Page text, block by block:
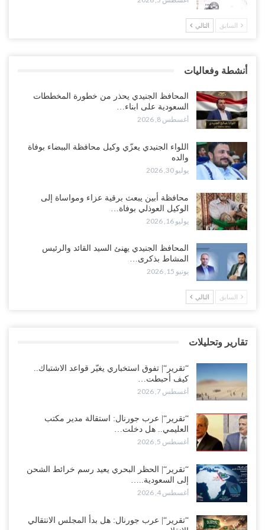
ضربات صنعاء تربك التحشيدات السعودية شرق اليمن.. خسائر بشرية
بتعقيد المشهد في المهرة..!
أغسطس 6, 2026
في أحياء المكلا بالتزامن مع العصيان المدني..!
أغسطس 6, 2026
للسعودية بشأن النفط..!
أغسطس 6, 2026
“تقرير“| عرب جورنال: استقالة مدير مكتب العليمي.. هل دخلت سلطة
الرئاسي مرحلة التفكك المؤسسي..!
أغسطس 5, 2026
حضرموت على حافة الانفجار.. اشتباكات قبلية مع فصائل سعودية
وسط معركة سعودية لإسقاط آخر معاقل الزبيدي.. القبائل تستنفر و”درع
الوطن” تبدأ الانتشار..!
أغسطس 5, 2026
خلافات الرواتب تشعل مواجهة داخل معسكر التحالف… والإصلاح يصعّد
في جبهات مأرب وتعز والضالع..!
أغسطس 5, 2026
تعميد الشهادات يشعل غضباً واسعاً..!
أغسطس 5, 2026
ملفات المال والنفط..!
السابق التالي
أنشطة وفعاليات
المحافظ الجنيدي يحذر من خطورة المخططات
السعودية على ابناء…
أغسطس 8, 2026
اللواء الجنيدي يعزّي وكيل محافظة الببضاء بوفاة
والده
يوليو 30, 2026
محافظة أبين يبعث برقية عزاء ومواساة إلى
الوكيل العوذلي بوفاة…
يوليو 16, 2026
المحافظ الجنيدي يهنئ السيد القائد والرئيس
المشاط بذكرى…
يونيو 15, 2026
السابق التالي
تقارير وتحليلات
“تقرير“| تفوق استخباري يغيّر قواعد الاشتباك..
كيف أحبطت…
أغسطس 7, 2026
“تقرير“| عرب جورنال: استقالة مدير مكتب
العليمي.. هل دخلت…
أغسطس 5, 2026
“تقرير“| الحظر البحري يعيد رسم خرائط الشحن
إلى السعودية..…
أغسطس 4, 2026
“تقرير“| عرب جورنال: هل بدأ المجلس الانتقالي